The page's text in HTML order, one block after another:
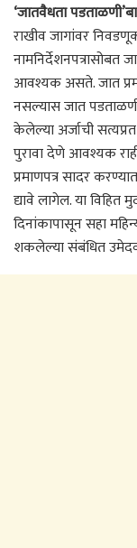
‘जातवैधता
राखीव जागांवर
नामनिर्देशनपत्रासोबत
आवश्यक असते. जात
नसल्यास जात
केलेल्या अर्जाची
पुरावा देणे आवश्यक
प्रमाणपत्र सादर
द्यावे लागेल. या विहित
दिनांकापासून सहा
शकलेल्या संबंधित